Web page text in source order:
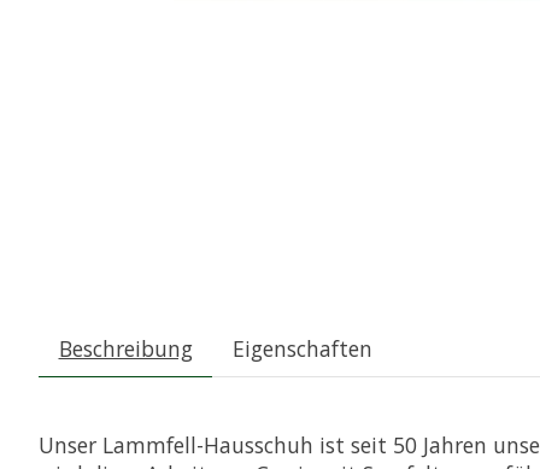
Beschreibung Eigenschaften
Unser Lammfell-Hausschuh ist seit 50 Jahren